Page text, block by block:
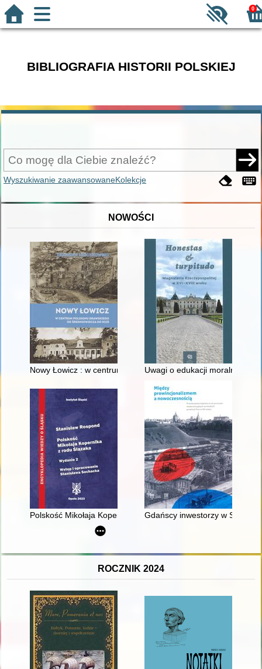
0
BIBLIOGRAFIA HISTORII POLSKIEJ
Wyszukiwanie zaawansowaneKolekcje
NOWOŚCI
Nowy Łowicz : w centrum poligonu drawskiego od
Uwagi o edukacji moralnej
Polskość Mikołaja Kopernika z rodu Ślązaka
Gdańscy inwestorzy w
ROCZNIK 2024